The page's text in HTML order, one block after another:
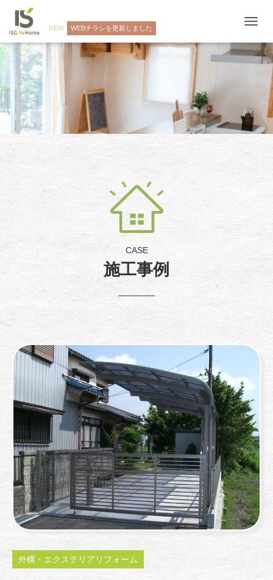
NEW WEBチラシを更新しました
ビ
ゲ
ー
を
切
り
施工事例
CASE
外構・エクステリアリフォーム